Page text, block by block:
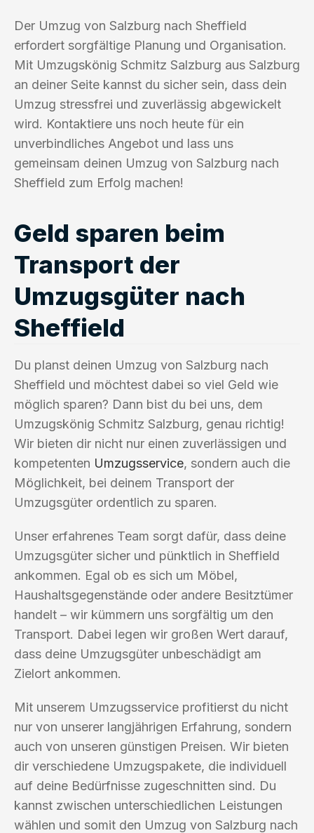
Der Umzug von Salzburg nach Sheffield
erfordert sorgfältige Planung und Organisation.
Mit Umzugskönig Schmitz Salzburg aus Salzburg
an deiner Seite kannst du sicher sein, dass dein
Umzug stressfrei und zuverlässig abgewickelt
wird. Kontaktiere uns noch heute für ein
unverbindliches Angebot und lass uns
gemeinsam deinen Umzug von Salzburg nach
Sheffield zum Erfolg machen!
Geld sparen beim
Transport der
Umzugsgüter nach
Sheffield
Du planst deinen Umzug von Salzburg nach
Sheffield und möchtest dabei so viel Geld wie
möglich sparen? Dann bist du bei uns, dem
Umzugskönig Schmitz Salzburg, genau richtig!
Wir bieten dir nicht nur einen zuverlässigen und
kompetenten Umzugsservice, sondern auch die
Möglichkeit, bei deinem Transport der
Umzugsgüter ordentlich zu sparen.
Unser erfahrenes Team sorgt dafür, dass deine
Umzugsgüter sicher und pünktlich in Sheffield
ankommen. Egal ob es sich um Möbel,
Haushaltsgegenstände oder andere Besitztümer
handelt – wir kümmern uns sorgfältig um den
Transport. Dabei legen wir großen Wert darauf,
dass deine Umzugsgüter unbeschädigt am
Zielort ankommen.
Mit unserem Umzugsservice profitierst du nicht
nur von unserer langjährigen Erfahrung, sondern
auch von unseren günstigen Preisen. Wir bieten
dir verschiedene Umzugspakete, die individuell
auf deine Bedürfnisse zugeschnitten sind. Du
kannst zwischen unterschiedlichen Leistungen
wählen und somit den Umzug von Salzburg nach